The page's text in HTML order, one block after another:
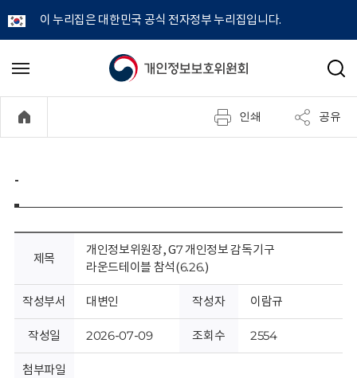
이 누리집은 대한민국 공식 전자정부 누리집입니다.
개
정
보
호
위
원
회
메
기
검
인쇄 공유
-
제목
개인정보위원장, G7 개인정보 감독기구
라운드테이블 참석(6.26.)
작성부서 대변인 작성자 이람규
작성일 2026-07-09 조회수 2554
첨부파일